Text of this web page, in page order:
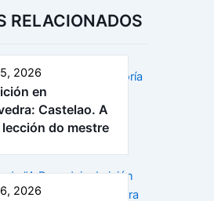
RELACIONADOS
2026
en
Castelao. A
do mestre
2026